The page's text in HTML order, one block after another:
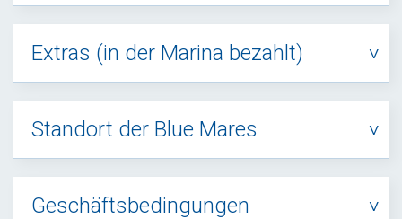
Extras (in der Marina bezahlt)
Standort der Blue Mares
Geschäftsbedingungen